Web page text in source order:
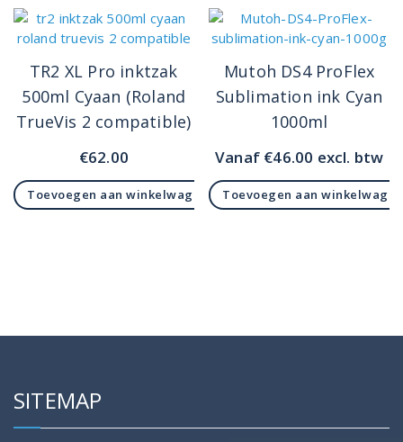
TR2 XL Pro inktzak
500ml Cyaan (Roland
TrueVis 2 compatible)
€62.00
Toevoegen aan winkelwagen
Mutoh DS4 ProFlex
Sublimation ink Cyan
1000ml
Vanaf €46.00 excl. btw
Toevoegen aan winkelwagen
SITEMAP